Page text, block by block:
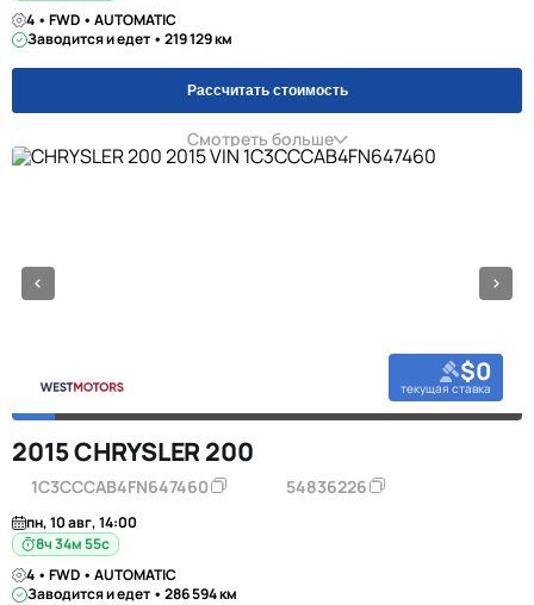
4 • FWD • AUTOMATIC
Заводится и едет • 219 129 км
Рассчитать стоимость
Смотреть больше
$0
текущая ставка
2015 CHRYSLER 200
1C3CCCAB4FN647460 54836226
пн, 10 авг, 14:00
8ч 34м 55с
4 • FWD • AUTOMATIC
Заводится и едет • 286 594 км